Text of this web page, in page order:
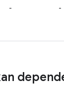
- -